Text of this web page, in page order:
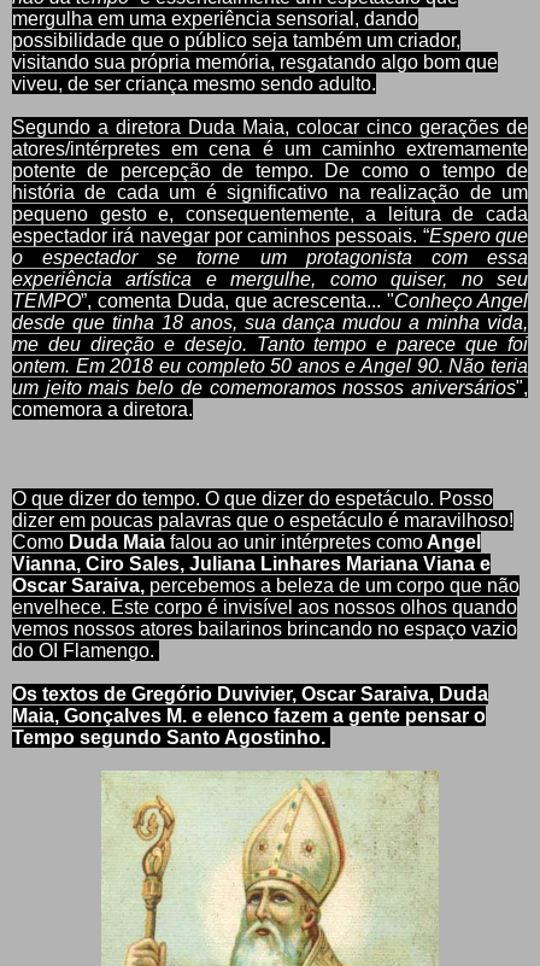
mergulha em uma experiência sensorial, dando
possibilidade que o público seja também um criador,
visitando sua própria memória, resgatando algo bom que
viveu, de ser criança mesmo sendo adulto.
Segundo a diretora Duda Maia, colocar cinco gerações de
atores/intérpretes em cena é um caminho extremamente
potente de percepção de tempo. De como o tempo de
história de cada um é significativo na realização de um
pequeno gesto e, consequentemente, a leitura de cada
espectador irá navegar por caminhos pessoais. “Espero que
o espectador se torne um protagonista com essa
experiência artística e mergulhe, como quiser, no seu
TEMPO”, comenta Duda, que acrescenta... "Conheço Angel
desde que tinha 18 anos, sua dança mudou a minha vida,
me deu direção e desejo. Tanto tempo e parece que foi
ontem. Em 2018 eu completo 50 anos e Angel 90. Não teria
um jeito mais belo de comemoramos nossos aniversários",
comemora a diretora.
O que dizer do tempo. O que dizer do espetáculo. Posso
dizer em poucas palavras que o espetáculo é maravilhoso!
Como Duda Maia falou ao unir intérpretes comoAngel
Vianna, Ciro Sales, Juliana Linhares Mariana Viana e
Oscar Saraiva, percebemos a beleza de um corpo que não
envelhece. Este corpo é invisível aos nossos olhos quando
vemos nossos atores bailarinos brincando no espaço vazio
do OI Flamengo.
Os textos de Gregório Duvivier, Oscar Saraiva, Duda
Maia, Gonçalves M. e elenco fazem a gente pensar o
Tempo segundo Santo Agostinho.